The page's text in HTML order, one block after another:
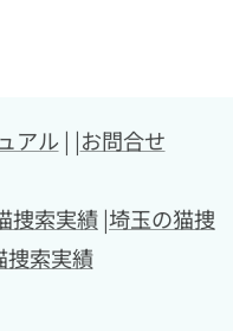
アル | |お問合せ
捜索実績 |埼玉の猫捜
捜索実績